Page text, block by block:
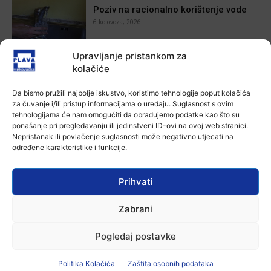
Upravljanje pristankom za
kolačiće
Da bismo pružili najbolje iskustvo, koristimo tehnologije poput kolačića
za čuvanje i/ili pristup informacijama o uređaju. Suglasnost s ovim
tehnologijama će nam omogućiti da obrađujemo podatke kao što su
ponašanje pri pregledavanju ili jedinstveni ID-ovi na ovoj web stranici.
Nepristanak ili povlačenje suglasnosti može negativno utjecati na
određene karakteristike i funkcije.
Prihvati
Zabrani
Pogledaj postavke
Politika Kolačića Zaštita osobnih podataka
Poziv na racionalno korištenje vode
6 kolovoza, 2026
Aktualno
domovinske zahvalnosti i Dan
hrvatskih branitelja
4 kolovoza, 2026
Aktualno
Izložba Antuna Babića u vinkovačkoj
4 kolovoza, 2026
Dodatne mjere protiv afričke svinjske
kolovoza u područjima visokog rizika!